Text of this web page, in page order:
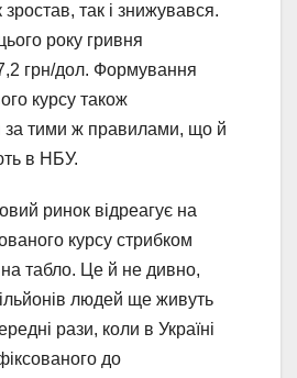
так і знижувався.
року гривня
грн/дол. Формування
курсу також
за тими ж правилами, що й
в НБУ.
ринок відреагує на
курсу стрибком
на табло. Це й не дивно,
людей ще живуть
рази, коли в Україні
до